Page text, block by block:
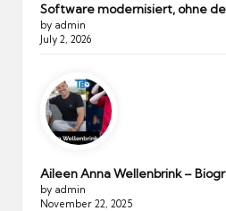
Software modernisiert, ohne
by admin
July 2, 2026
Aileen Anna Wellenbrink –
by admin
November 22, 2025